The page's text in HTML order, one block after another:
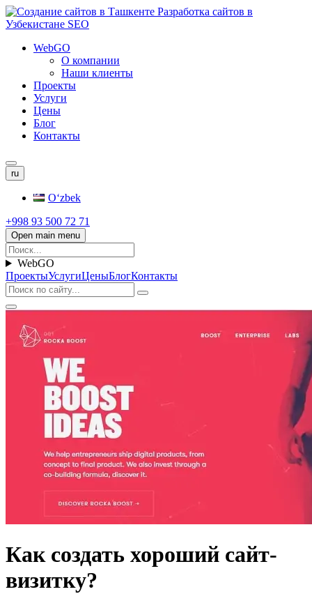
WebGO
О компании
Наши клиенты
Проекты
Услуги
Цены
Блог
Контакты
ru
Oʻzbek
+998 93 500 72 71
Open main menu
WebGO
ПроектыУслугиЦеныБлогКонтакты
Как создать хороший сайт-
визитку?